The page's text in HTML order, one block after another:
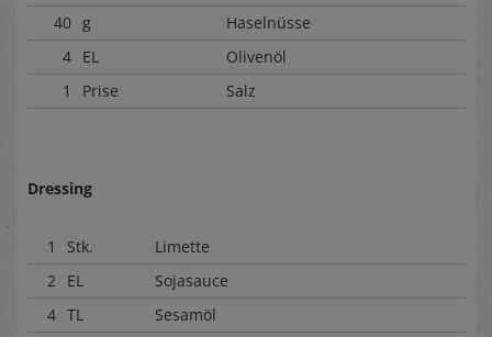
40 g
Haselnüsse
4 EL
Olivenöl
1
Prise Salz
Dressing
1 Stk.
Limette
2 EL
Sojasauce
4 TL
Sesamöl